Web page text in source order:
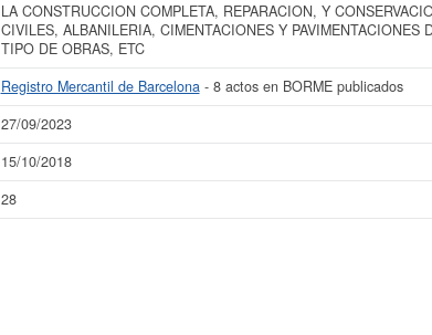
LA CONSTRUCCION COMPLETA, REPARACION, Y
CIVILES, ALBANILERIA, CIMENTACIONES Y PAVIMENTACIONES
TIPO DE OBRAS, ETC
Registro Mercantil de Barcelona- 8 actos en BORME publicados
27/09/2023
15/10/2018
28